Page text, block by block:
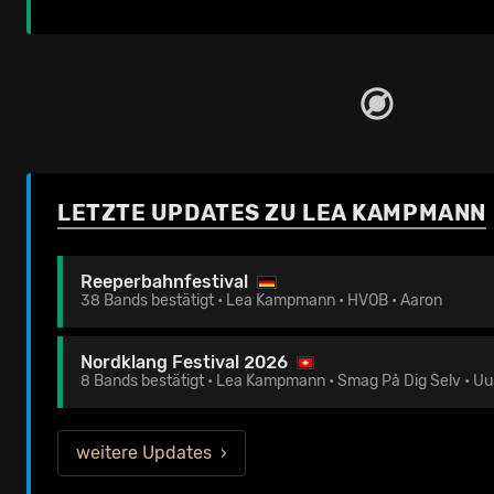
LETZTE UPDATES ZU LEA KAMPMANN
Reeperbahnfestival
38 Bands bestätigt • Lea Kampmann • HVOB • Aaron
Nordklang Festival 2026
8 Bands bestätigt • Lea Kampmann • Smag På Dig Selv •
weitere Updates